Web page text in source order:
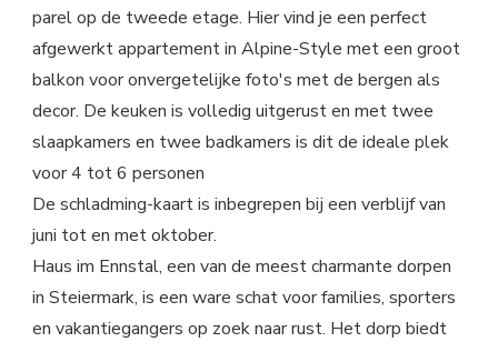
parel op de tweede etage. Hier vind je een perfect
afgewerkt appartement in Alpine-Style met een groot
balkon voor onvergetelijke foto's met de bergen als
decor. De keuken is volledig uitgerust en met twee
slaapkamers en twee badkamers is dit de ideale plek
voor 4 tot 6 personen
De schladming-kaart is inbegrepen bij een verblijf van
juni tot en met oktober.
Haus im Ennstal, een van de meest charmante dorpen
in Steiermark, is een ware schat voor families, sporters
en vakantiegangers op zoek naar rust. Het dorp biedt